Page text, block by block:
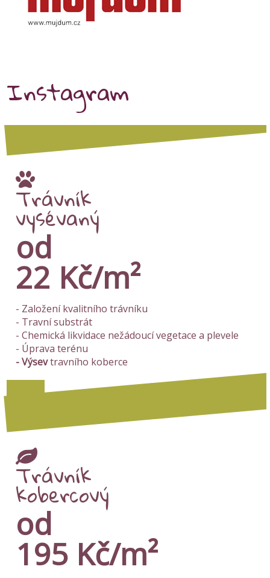
Instagram
Trávník
vysévaný
od
22 Kč/m²
- Založení kvalitního trávníku
- Travní substrát
- Chemická likvidace nežádoucí vegetace a plevele
- Úprava terénu
- Výsevtravního koberce
Trávník
kobercový
od
195 Kč/m²